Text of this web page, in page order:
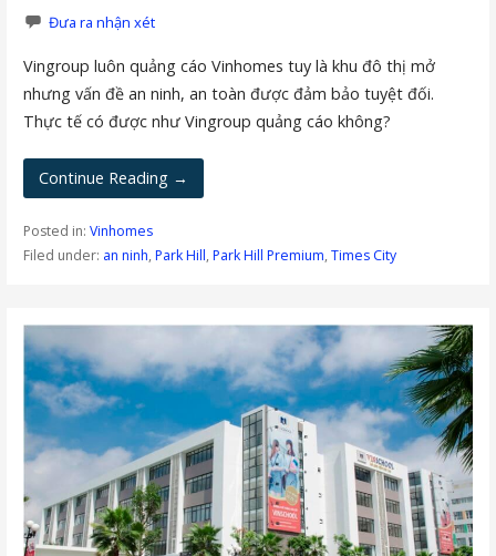
Đưa ra nhận xét
Vingroup luôn quảng cáo Vinhomes tuy là khu đô thị mở
nhưng vấn đề an ninh, an toàn được đảm bảo tuyệt đối.
Thực tế có được như Vingroup quảng cáo không?
Continue Reading →
Posted in: Vinhomes
Filed under: an ninh, Park Hill, Park Hill Premium, Times City